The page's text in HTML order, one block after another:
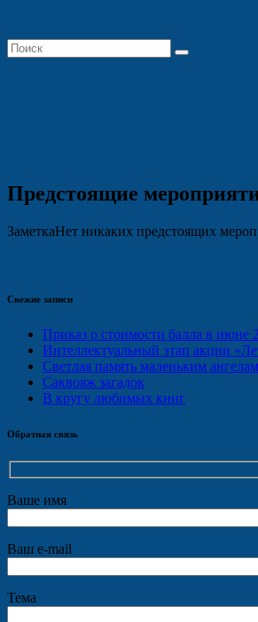
Предстоящие
ЗаметкаНет никаких предстоящих
Свежие записи
Приказ о стоимости балла в июне
Интеллектуальный этап акции
Светлая память маленьким
Саквояж загадок
В кругу любимых книг
Обратная связь
Ваше имя
Ваш e-mail
Тема